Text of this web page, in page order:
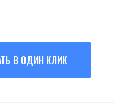
В ОДИН КЛИК